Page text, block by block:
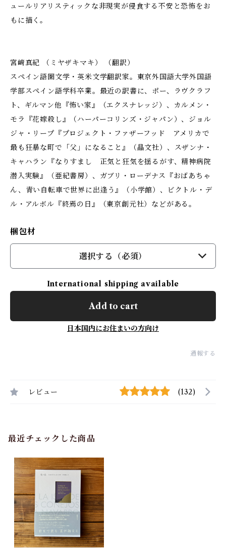
ュールリアリスティックな非現実が侵食する不安と恐怖をお
もに描く。
宮﨑真紀 （ミヤザキマキ） （翻訳）
スペイン語圏文学・英米文学翻訳家。東京外国語大学外国語
学部スペイン語学科卒業。最近の訳書に、ポー、ラヴクラフ
ト、ギルマン他『怖い家』（エクスナレッジ）、カルメン・
モラ『花嫁殺し』（ハーパーコリンズ・ジャパン）、ジョル
ジャ・リープ『プロジェクト・ファザーフッド アメリカで
最も狂暴な町で「父」になること』（晶文社）、スザンナ・
キャハラン『なりすまし 正気と狂気を揺るがす、精神病院
潜入実験』（亜紀書房）、ガブリ・ローデナス『おばあちゃ
ん、青い自転車で世界に出逢う』（小学館）、ビクトル・デ
ル・アルボル『終焉の日』（東京創元社）などがある。
梱包材
選択する（必須）
International shipping available
Add to cart
日本国内にお住まいの方向け
通報する
レビュー (132)
最近チェックした商品